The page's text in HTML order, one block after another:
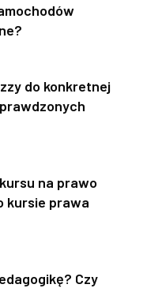
do konkretnej
na prawo
kursie prawa
Czy